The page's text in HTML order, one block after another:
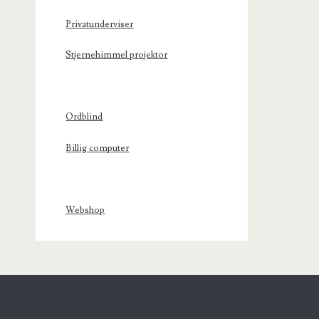
Privatunderviser
Stjernehimmel projektor
Ordblind
Billig computer
Webshop